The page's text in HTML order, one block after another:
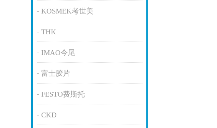
KOSMEK考世美
THK
IMAO今尾
富士胶片
FESTO费斯托
CKD